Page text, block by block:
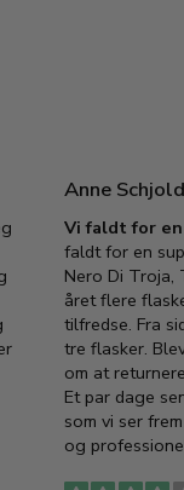
Anne
Vi faldt for
faldt for en
Nero Di Troja,
året flere
tilfredse. Fra
tre flasker.
om at
Et par dage
som vi ser
og